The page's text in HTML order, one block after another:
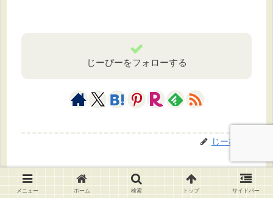
じーぴーをフォローする
じーぴー
関連記事
メニュー ホーム 検索 トップ サイドバー